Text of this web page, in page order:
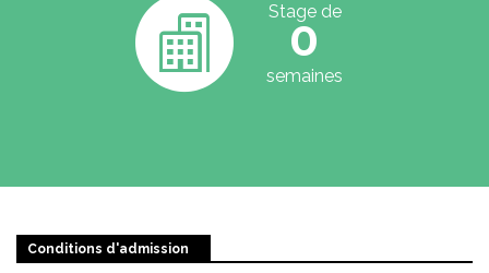
Stage de
0
semaines
Conditions d'admission